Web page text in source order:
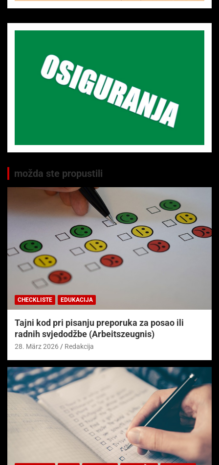
možda ste propustili
CHECKLISTE EDUKACIJA
Tajni kod pri pisanju preporuka za posao ili
radnih svjedodžbe (Arbeitszeugnis)
28. März 2026 Redakcija